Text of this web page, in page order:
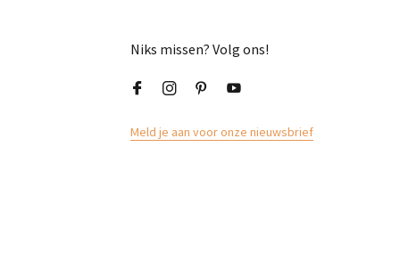
Niks missen? Volg ons!
Meld je aan voor onze nieuwsbrief